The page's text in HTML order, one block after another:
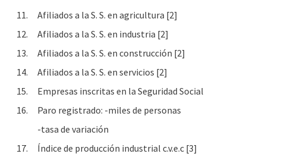
11.
Afiliados a la S. S. en agricultura [2]
12.
Afiliados a la S. S. en industria [2]
13.
Afiliados a la S. S. en construcción [2]
14.
Afiliados a la S. S. en servicios [2]
15.
Empresas inscritas en la Seguridad Social
16.
Paro registrado: -miles de personas
-tasa de variación
17.
Índice de producción industrial c.v.e.c [3]